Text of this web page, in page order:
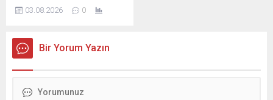
Fenerbahçe Beşiktaş ve
belli olacak
03.08.2026 0
Bir Yorum Yazın